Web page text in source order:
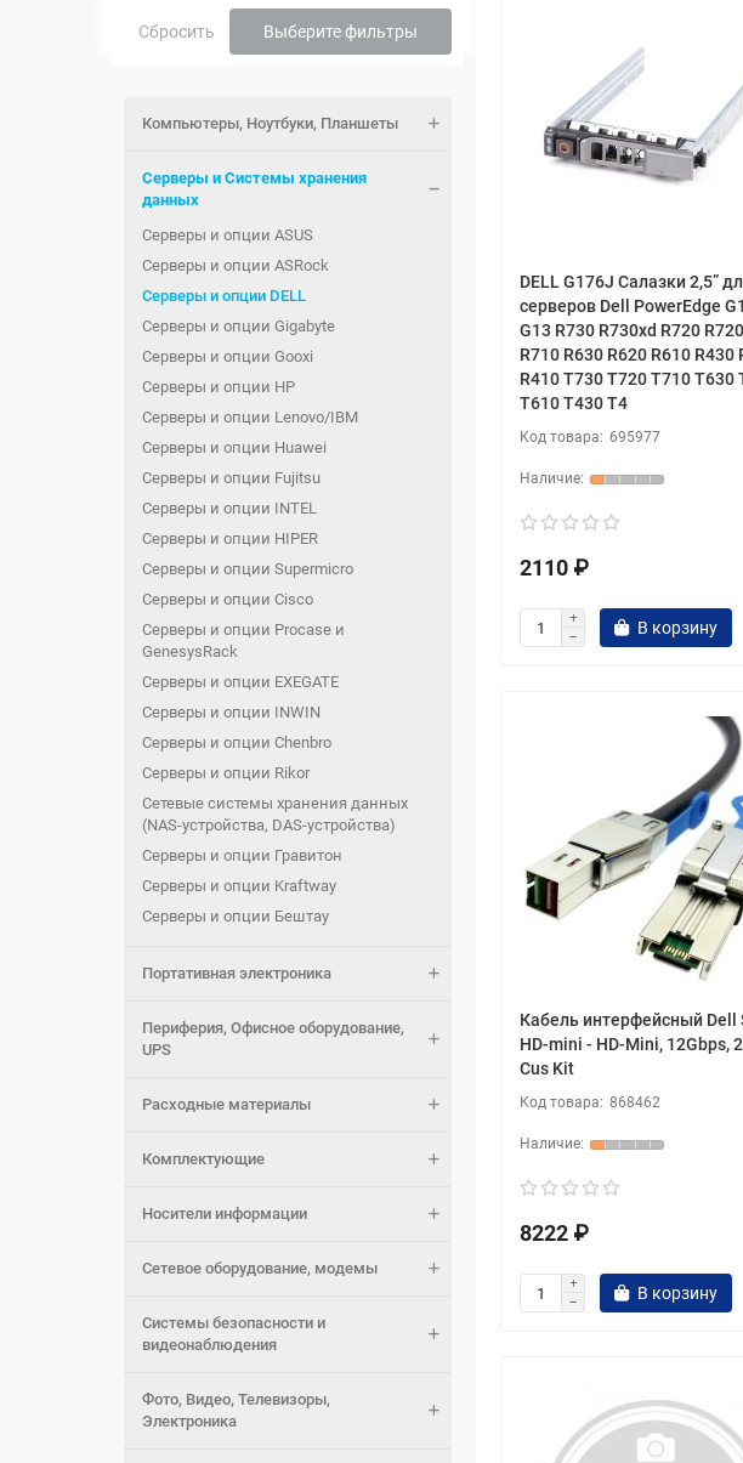
Сбросить Выберите фильтры
Компьютеры, Ноутбуки, Планшеты
Серверы и Системы хранения
данных
Серверы и опции ASUS
Серверы и опции ASRock
Серверы и опции DELL
Серверы и опции Gigabyte
Серверы и опции Gooxi
Серверы и опции HP
Серверы и опции Lenovo/IBM
Серверы и опции Huawei
Серверы и опции Fujitsu
Серверы и опции INTEL
Серверы и опции HIPER
Серверы и опции Supermicro
Серверы и опции Cisco
Серверы и опции Procase и
GenesysRack
Серверы и опции EXEGATE
Серверы и опции INWIN
Серверы и опции Chenbro
Серверы и опции Rikor
Сетевые системы хранения данных
(NAS-устройства, DAS-устройства)
Серверы и опции Гравитон
Серверы и опции Kraftway
Серверы и опции Бештау
Портативная электроника
Периферия, Офисное оборудование,
UPS
Расходные материалы
Комплектующие
Носители информации
Сетевое оборудование, модемы
Системы безопасности и
видеонаблюдения
Фото, Видео, Телевизоры,
Электроника
DELL G176J Салазки 2,5”
серверов Dell PowerEdge
G13 R730 R730xd R720
R710 R630 R620 R610 R430
R410 T730 T720 T710 T630
T610 T430 T4
695977
2110 ₽
В корзину
Кабель интерфейсный Dell
HD-mini - HD-Mini, 12Gbps,
Cus Kit
868462
8222 ₽
В корзину